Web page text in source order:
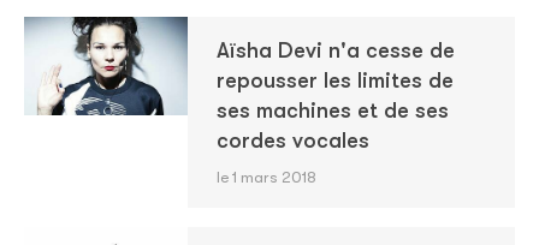
Aïsha Devi n'a cesse de
repousser les limites de
ses machines et de ses
cordes vocales
le 1 mars 2018